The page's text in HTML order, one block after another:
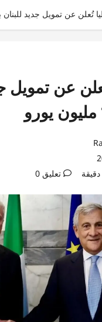
تُعلن عن تمويل جديد للبنان بقيمة 15
عن تمويل
تعليق 0